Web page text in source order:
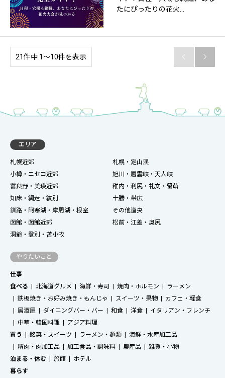
たにぴったりの花火…
21件中 1〜10件を表示  
エリア
札幌近郊
札幌・定山渓
小樽・ニセコ近郊
旭川・層雲峡・天人峡
富良野・美瑛近郊
稚内・利尻・礼文・留萌
知床・網走・紋別
十勝・帯広
釧路・阿寒湖・摩周湖・根室
その他道央
函館・函館近郊
松前・江差・奥尻
洞爺・登別・苫小牧
やりたいこと
仕事
食べる
北海道グルメ 海鮮・寿司 焼肉・ホルモン
ラーメン
鉄板焼き・お好み焼き・もんじゃ
スイーツ・果物
カフェ・軽食
居酒屋
ダイニングバー・バー 和食 洋食
イタリアン・フレンチ
中華・韓国料理
アジア料理
買う
銘菓・スイーツ ラーメン・麺類
海鮮・水産加工品
精肉・肉加工品
加工食品・調味料 農産品
雑貨・小物
泊まる・休む
旅館
ホテル
暮らす